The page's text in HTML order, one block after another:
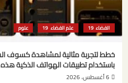
الفضاء علم الفضاء علوم
باستخدام تطبيقات الهواتف الذكية هذه
6 أغسطس، 2026